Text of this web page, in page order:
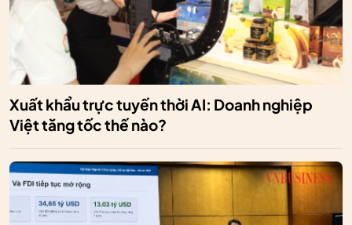
Xuất khẩu trực tuyến thời AI: Doanh nghiệp
Việt tăng tốc thế nào?